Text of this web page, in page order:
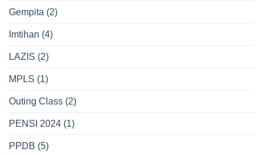
Gempita (2)
Imtihan (4)
LAZIS (2)
MPLS (1)
Outing Class (2)
PENSI 2024 (1)
PPDB (5)